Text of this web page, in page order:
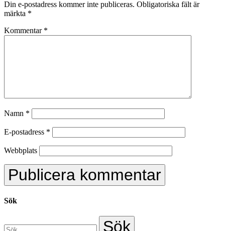
Din e-postadress kommer inte publiceras. Obligatoriska fält är
märkta *
Kommentar *
Namn *
E-postadress *
Webbplats
Sök